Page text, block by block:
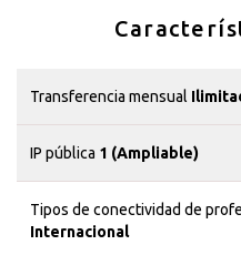
Transferencia mensual
IP pública 1 (Ampliable)
Tipos de conectividad de
Internacional